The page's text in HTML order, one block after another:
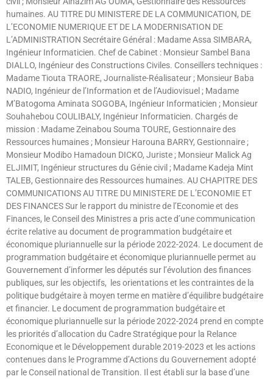
humaines. AU TITRE DU MINISTERE DE LA COMMUNICATION, DE
L’ECONOMIE NUMERIQUE ET DE LA MODERNISATION DE
L’ADMINISTRATION Secrétaire Général : Madame Assa SIMBARA,
Ingénieur Informaticien. Chef de Cabinet : Monsieur Sambel Bana
DIALLO, Ingénieur des Constructions Civiles. Conseillers techniques :
Madame Tiouta TRAORE, Journaliste-Réalisateur ; Monsieur Baba
NADIO, Ingénieur de l’Information et de l’Audiovisuel ; Madame
M’Batogoma Aminata SOGOBA, Ingénieur Informaticien ; Monsieur
Souhahebou COULIBALY, Ingénieur Informaticien. Chargés de
mission : Madame Zeinabou Souma TOURE, Gestionnaire des
Ressources humaines ; Monsieur Harouna BARRY, Gestionnaire ;
Monsieur Modibo Hamadoun DICKO, Juriste ; Monsieur Malick Ag
ELJIMIT, Ingénieur structures du Génie civil ; Madame Kadeja Mint
TALEB, Gestionnaire des Ressources humaines. AU CHAPITRE DES
COMMUNICATIONS AU TITRE DU MINISTERE DE L’ECONOMIE ET
DES FINANCES Sur le rapport du ministre de l’Economie et des
Finances, le Conseil des Ministres a pris acte d’une communication
écrite relative au document de programmation budgétaire et
économique pluriannuelle sur la période 2022-2024. Le document de
programmation budgétaire et économique pluriannuelle permet au
Gouvernement d’informer les députés sur l’évolution des finances
publiques, sur les objectifs, les orientations et les contraintes de la
politique budgétaire à moyen terme en matière d’équilibre budgétaire
et financier. Le document de programmation budgétaire et
économique pluriannuelle sur la période 2022-2024 prend en compte
les priorités d’allocation du Cadre Stratégique pour la Relance
Economique et le Développement durable 2019-2023 et les actions
contenues dans le Programme d’Actions du Gouvernement adopté
par le Conseil national de Transition. Il est établi sur la base d’une